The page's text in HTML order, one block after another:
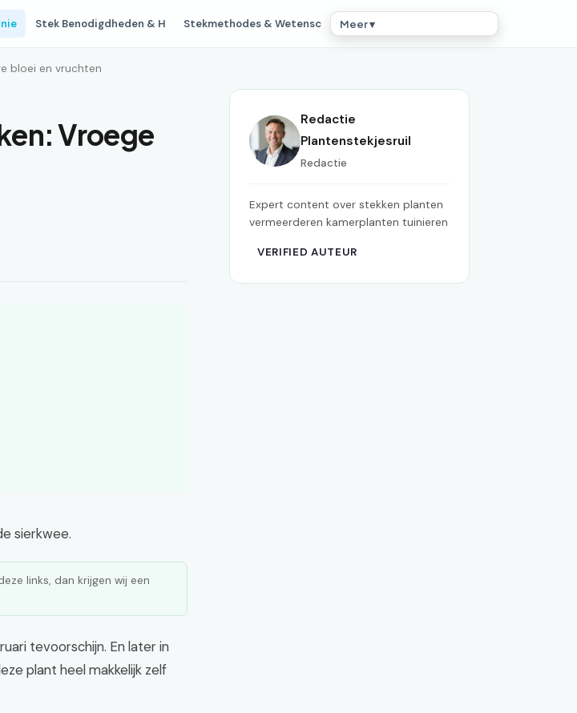
Stek Benodigdheden & H Stekmethodes & Wetensc Meer ▾
bloei en vruchten
Vroege
sierkwee.
links, dan krijgen wij een
tevoorschijn. En later in
plant heel makkelijk zelf
Redactie
Plantenstekjesruil
Redactie
Expert content over stekken planten
vermeerderen kamerplanten tuinieren
VERIFIED AUTEUR